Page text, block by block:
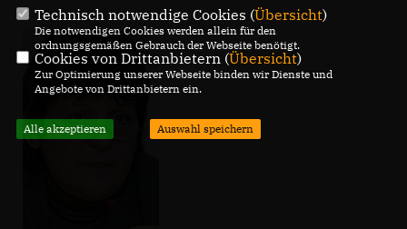
Technisch notwendige Cookies (Übersicht)
Die notwendigen Cookies werden allein für den
ordnungsgemäßen Gebrauch der Webseite benötigt.
Cookies von Drittanbietern (Übersicht)
Zur Optimierung unserer Webseite binden wir Dienste und
Angebote von Drittanbietern ein.
Alle akzeptieren Auswahl speichern